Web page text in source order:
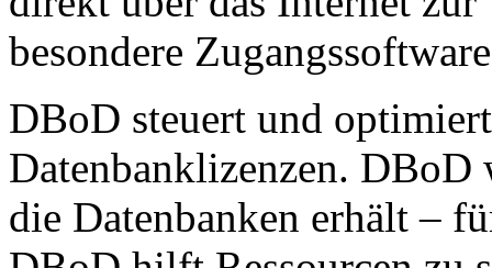
besondere
DBoD steuert und
Datenbanklizenzen.
die Datenbanken erhält –